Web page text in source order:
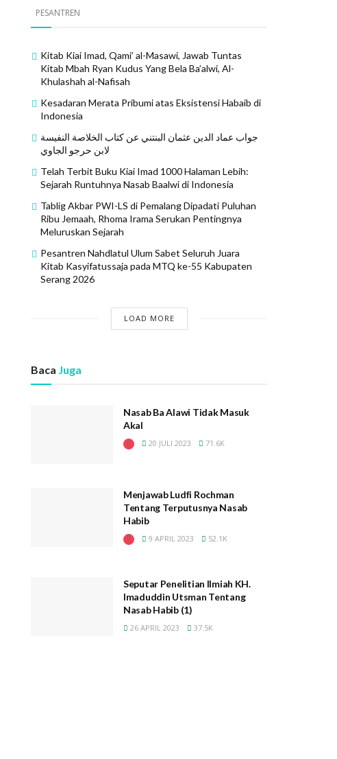
PESANTREN
Kitab Kiai Imad, Qami’ al-Masawi, Jawab Tuntas
Kitab Mbah Ryan Kudus Yang Bela Ba’alwi, Al-
Khulashah al-Nafisah
Kesadaran Merata Pribumi atas Eksistensi Habaib di
Indonesia
جواب عماد الدين عثمان البنتني عن كتاب الخلاصة النفيسة
لابن حرجو الجاوي
Telah Terbit Buku Kiai Imad 1000 Halaman Lebih:
Sejarah Runtuhnya Nasab Baalwi di Indonesia
Tablig Akbar PWI-LS di Pemalang Dipadati Puluhan
Ribu Jemaah, Rhoma Irama Serukan Pentingnya
Meluruskan Sejarah
Pesantren Nahdlatul Ulum Sabet Seluruh Juara
Kitab Kasyifatussaja pada MTQ ke-55 Kabupaten
Serang 2026
LOAD MORE
Baca Juga
Nasab Ba Alawi Tidak Masuk
Akal
20 JULI 2023 71.6K
Menjawab Ludfi Rochman
Tentang Terputusnya Nasab
Habib
9 APRIL 2023 52.1K
Seputar Penelitian Ilmiah KH.
Imaduddin Utsman Tentang
Nasab Habib (1)
26 APRIL 2023 37.5K